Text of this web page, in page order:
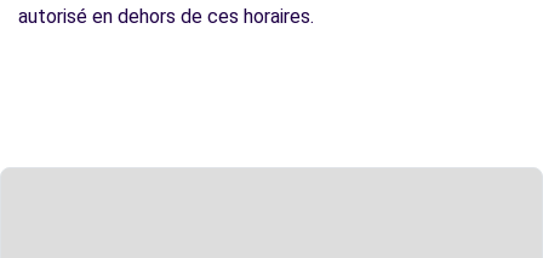
autorisé en dehors de ces horaires.